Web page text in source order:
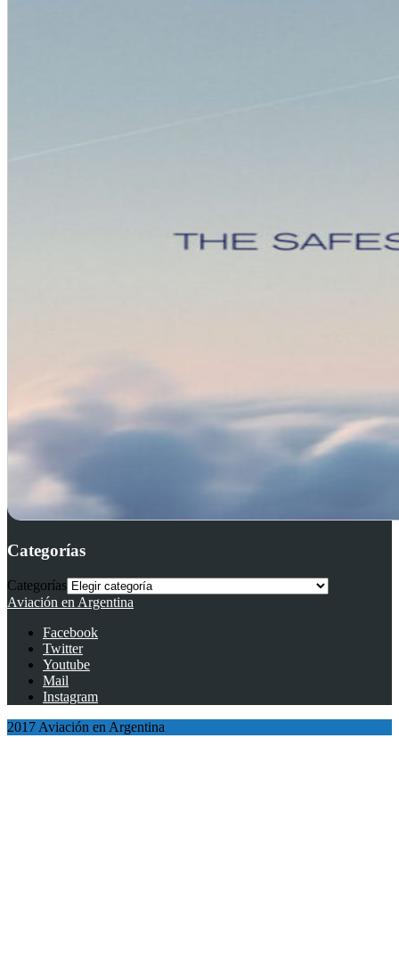
Categorías
Categorías
Aviación en Argentina
Facebook
Twitter
Youtube
Mail
Instagram
2017 Aviación en Argentina